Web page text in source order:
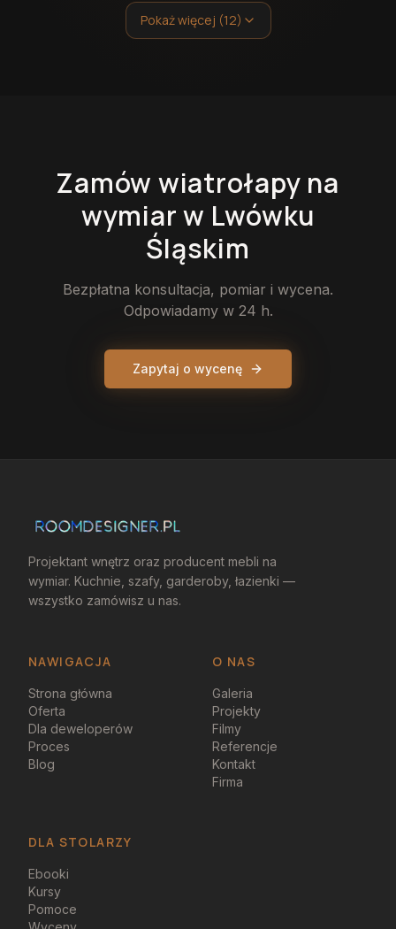
Pokaż więcej (12)
Zamów wiatrołapy na
wymiarw Lwówku
Śląskim
Bezpłatna konsultacja, pomiar i wycena.
Odpowiadamy w 24 h.
Zapytaj o wycenę
Projektant wnętrz oraz producent mebli na
wymiar. Kuchnie, szafy, garderoby, łazienki —
wszystko zamówisz u nas.
NAWIGACJA O NAS
Strona główna
Oferta
Dla deweloperów
Proces
Blog
Galeria
Projekty
Filmy
Referencje
Kontakt
Firma
DLA STOLARZY
Ebooki
Kursy
Pomoce